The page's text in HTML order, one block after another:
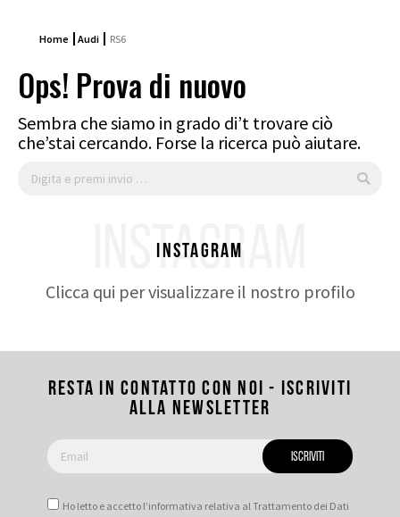
Home Audi RS6
Ops! Prova di nuovo
Sembra che siamo in grado di’t trovare ciò
che’stai cercando. Forse la ricerca può aiutare.
Cerca:
INSTAGRAM
Instagram
Clicca qui per visualizzare il nostro profilo
Resta in contatto con noi - Iscriviti
alla newsletter
Ho letto e accetto l’informativa relativa al Trattamento dei Dati